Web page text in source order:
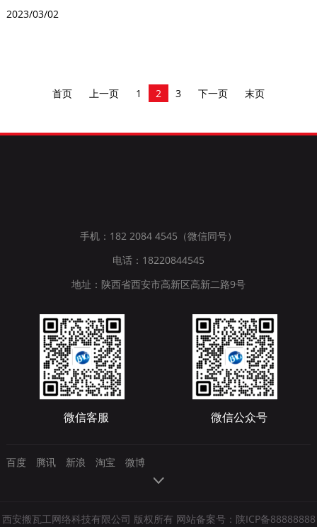
2023/03/02
首页 上一页 1 2 3 下一页 末页
手机：182 2084 4545（微信同号）
电话：18220844545
地址：陕西省西安市高新区高新二路9号
微信客服 微信公众号
百度 腾讯 新浪 淘宝 微博
西安搬瓦工网络科技有限公司 版权所有 网站备案号： 陕ICP备88888888